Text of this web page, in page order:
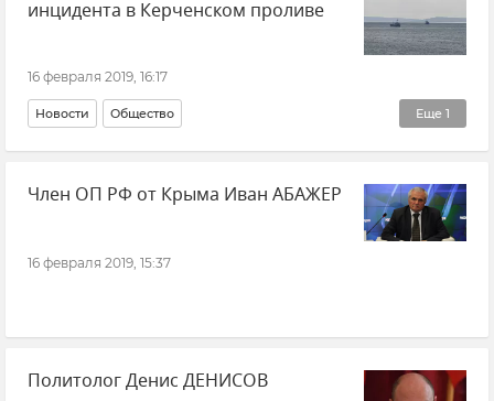
инцидента в Керченском проливе
16 февраля 2019, 16:17
Еще 1
Новости Общество
Нарушение российской границы в Черном море кораблями ВМС Украины
Член ОП РФ от Крыма Иван АБАЖЕР
16 февраля 2019, 15:37
Политолог Денис ДЕНИСОВ